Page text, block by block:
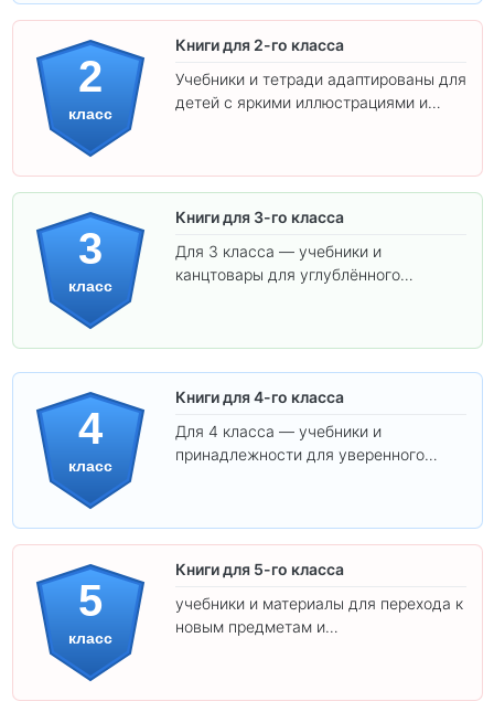
2
класс
Книги для 2-го класса
Учебники и тетради адаптированы для
детей с яркими иллюстрациями и
3
класс
Книги для 3-го класса
Для 3 класса — учебники и
канцтовары для углублённого
4
класс
Книги для 4-го класса
Для 4 класса — учебники и
принадлежности для уверенного
5
класс
Книги для 5-го класса
учебники и материалы для перехода к
новым предметам и